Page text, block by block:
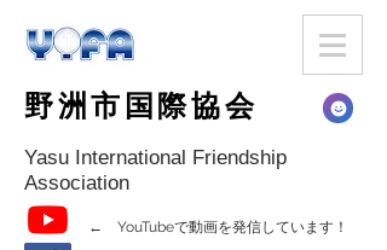
野洲市国際協会
Yasu International Friendship
Association
← YouTubeで動画を発信しています！